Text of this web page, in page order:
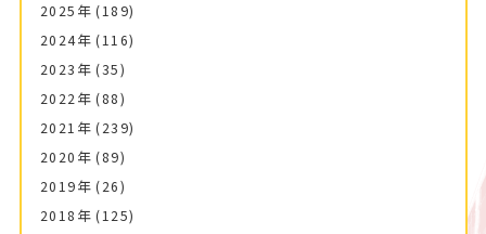
2025年 (189)
2024年 (116)
2023年 (35)
2022年 (88)
2021年 (239)
2020年 (89)
2019年 (26)
2018年 (125)